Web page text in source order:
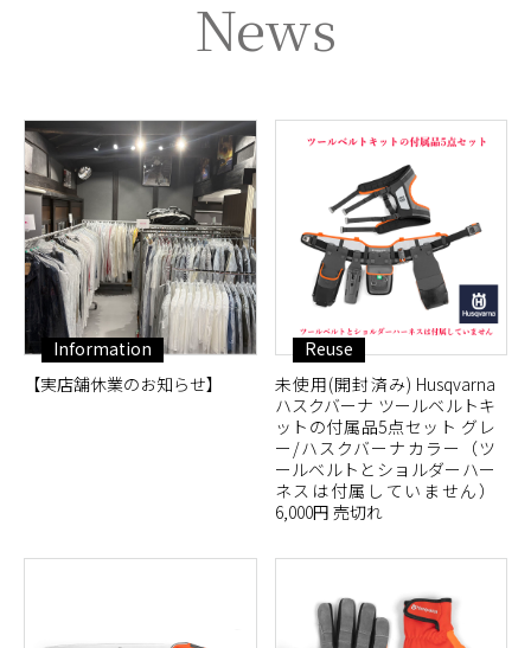
News
Information
【実店舗休業のお知らせ】
Reuse
未使用(開封済み) Husqvarna
ハスクバーナ ツールベルトキ
ットの付属品5点セット グレ
ー/ハスクバーナカラー（ツ
ールベルトとショルダーハー
ネスは付属していません）
6,000円 売切れ